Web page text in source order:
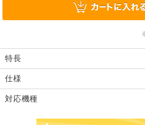
特長
仕様
対応機種